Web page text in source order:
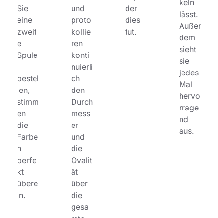
Sie
eine
zweit
e
Spule
bestel
len,
stimm
en
die
Farbe
n
perfe
kt
übere
in.
und
proto
kollie
ren
konti
nuierli
ch
den
Durch
mess
er
und
die
Ovalit
ät
über
die
gesa
der
dies
tut.
keln
lässt.
Außer
dem
sieht
sie
jedes
Mal
hervo
rrage
nd
aus.